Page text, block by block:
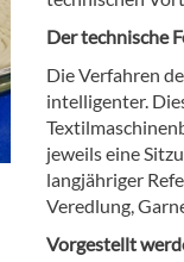
Der technische
Die Verfahren
intelligenter.
jeweils eine
langjähriger
Veredlung,
Vorgestellt